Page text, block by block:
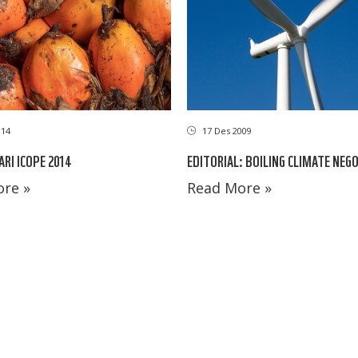
ICOPE 2014
»
17 Des 2009
EDITORIAL: BOILING CLIMATE
Read More »